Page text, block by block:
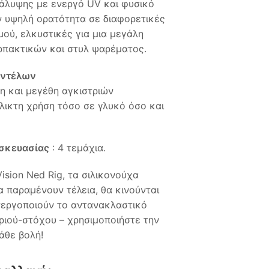
με ενεργό UV και φυσικό
ορατότητα σε διαφορετικές
ελκυστικές για μια μεγάλη
και στυλ ψαρέματος.
και μεγέθη αγκιστριών
χρήση τόσο σε γλυκό όσο και
: 4 τεμάχια.
Ned Rig, τα σιλικονούχα
τέλεια, θα κινούνται
το αντανακλαστικό
στόχου – χρησιμοποιήστε την
βολή!